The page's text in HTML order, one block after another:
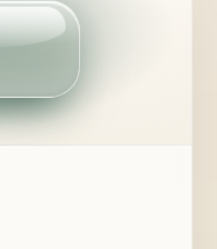
定
位
點